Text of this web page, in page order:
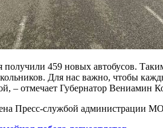
получили 459 новых автобусов.
Для нас важно, чтобы
– отмечает Губернатор Вениамин
Пресс-службой администрации